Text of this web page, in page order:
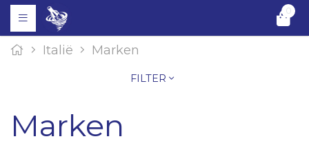
0
Italië Marken
FILTER
Marken